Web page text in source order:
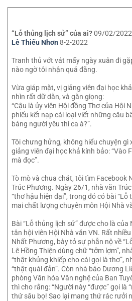
“Lỗ thủng lịch sử” của ai?09/02/2022
Lê Thiếu Nhơn 8-2-2022
Tranh thủ vớt vát mấy ngày xuân đi
nào ngờ tôi nhận quả đắng.
Vừa giáp mặt, vị giảng viên đại học
nhìn rất dữ dằn, và gằn giọng:
“Cậu là ủy viên Hội đồng Thơ của Hội
phiếu kết nạp cái loại viết những câu
báng người yêu thi ca à?”.
Tôi chưng hửng, không hiểu chuyện gì
giảng viên đại học khả kính bảo: “Vào
mà đọc”.
Tò mò và chua chát, tôi tìm Facebook
Trúc Phương. Ngày 26/1, nhà văn
“thơ hậu hiện đại”, trong đó có bài
mai chất lượng chuyên môn Hội Nhà
Bài “Lỗ thủng lịch sử” được cho là
tân hội viên Hội Nhà văn VN. Rất
Nhất Phương, bày tỏ sự phẫn nộ về
Lê Hồng Thiện dùng chữ “tởm lợm”,
“thật khủng khiếp cho cái gọi là thơ”,
“thật quái đản”. Còn nhà báo Dương
phòng Văn hóa Văn nghệ của Ban
thì cho rằng: “Người này “được” gọi là
thứ sâu bọ! Sao lại mang thứ rác rưởi